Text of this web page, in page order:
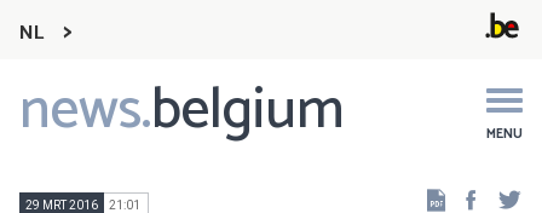
NL
news.belgium MENU
Main
navigation
29 MRT 2016 21:01